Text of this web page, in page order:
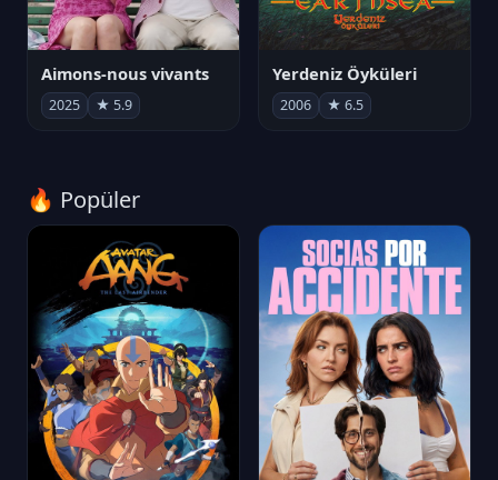
Aimons-nous vivants
2025 ★ 5.9
Yerdeniz Öyküleri
2006 ★ 6.5
🔥 Popüler